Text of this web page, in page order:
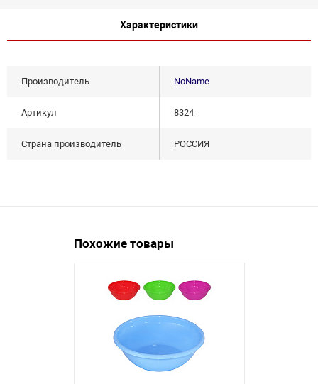
Характеристики
Производитель NoName
Артикул 8324
Страна производитель РОССИЯ
Похожие товары